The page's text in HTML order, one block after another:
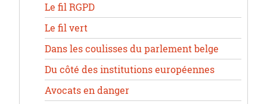
Le fil RGPD
Le fil vert
Dans les coulisses du parlement belge
Du côté des institutions européennes
Avocats en danger